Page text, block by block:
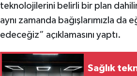
teknolojilerini belirli bir plan
aynı zamanda bağışlarımızla da
edeceğiz” açıklamasını yaptı.
Sağlık